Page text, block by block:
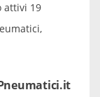
attivi 19